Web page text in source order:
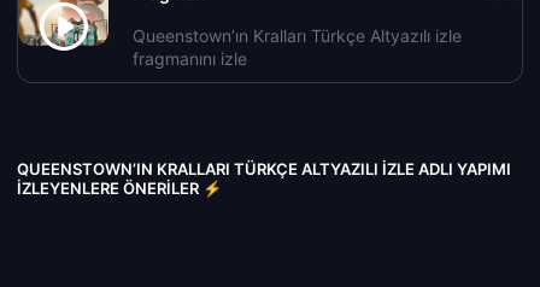
Queenstown’ın Kralları Türkçe Altyazılı izle
fragmanını izle
QUEENSTOWN’IN KRALLARI TÜRKÇE ALTYAZILI IZLE ADLI YAPIMI
İZLEYENLERE ÖNERILER ⚡